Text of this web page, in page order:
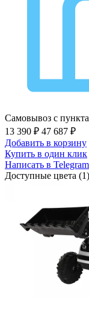
Самовывоз с
13 390 ₽ 47 687 ₽
Добавить в корзину
Купить в один клик
Написать в Telegram
Доступные цвета (1)